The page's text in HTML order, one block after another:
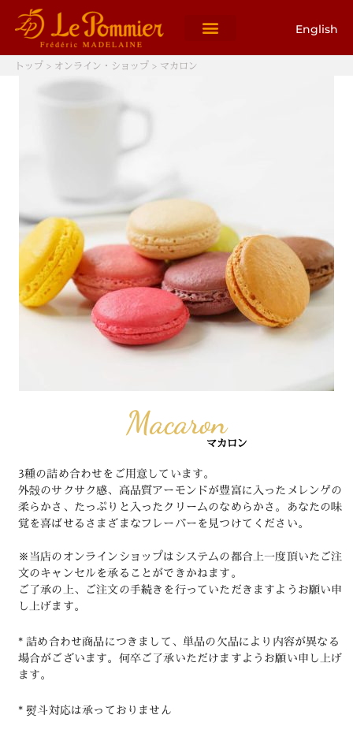
English
トップ> オンライン・ショップ > マカロン
Macaron
マカロン
3種の詰め合わせをご用意しています。
外殻のサクサク感、高品質アーモンドが豊富に入ったメレンゲの
柔らかさ、たっぷりと入ったクリームのなめらかさ。あなたの味
覚を喜ばせるさまざまなフレーバーを見つけてください。
※当店のオンラインショップはシステムの都合上一度頂いたご注
文のキャンセルを承ることができかねます。
ご了承の上、ご注文の手続きを行っていただきますようお願い申
し上げます。
* 詰め合わせ商品につきまして、単品の欠品により内容が異なる
場合がございます。何卒ご了承いただけますようお願い申し上げ
ます。
* 熨斗対応は承っておりません